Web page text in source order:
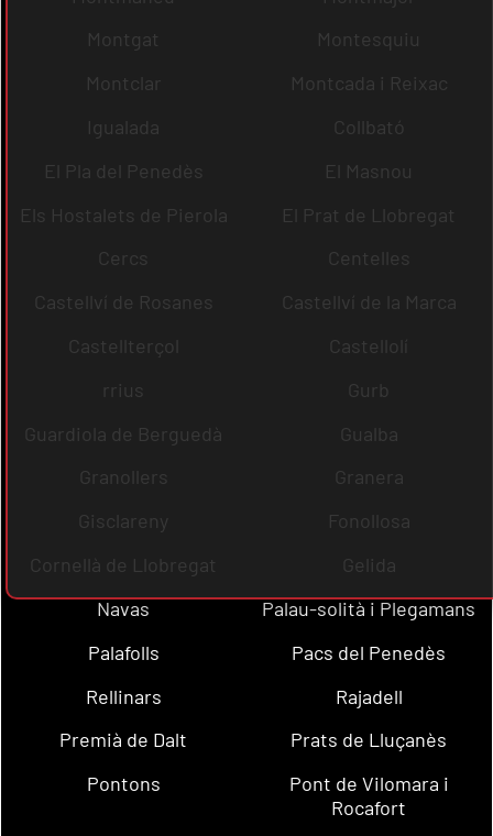
Montgat
Montesquiu
Montclar
Montcada i Reixac
Igualada
Collbató
El Pla del Penedès
El Masnou
Els Hostalets de Pierola
El Prat de Llobregat
Cercs
Centelles
Castellví de Rosanes
Castellví de la Marca
Castellterçol
Castellolí
rrius
Gurb
Guardiola de Berguedà
Gualba
Granollers
Granera
Gisclareny
Fonollosa
Cornellà de Llobregat
Gelida
Navas
Palau-solità i Plegamans
Palafolls
Pacs del Penedès
Rellinars
Rajadell
Premià de Dalt
Prats de Lluçanès
Pontons
Pont de Vilomara i
Rocafort